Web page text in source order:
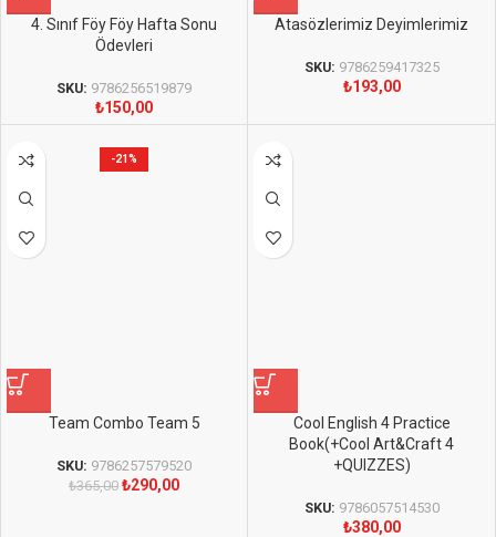
4. Sınıf Föy Föy Hafta Sonu
Ödevleri
SKU: 9786256519879
₺150,00
Atasözlerimiz Deyimlerimiz
SKU: 9786259417325
₺193,00
-21%
Team Combo Team 5
SKU: 9786257579520
₺365,00 ₺290,00
Cool English 4 Practice
Book(+Cool Art&Craft 4
+QUIZZES)
SKU: 9786057514530
₺380,00